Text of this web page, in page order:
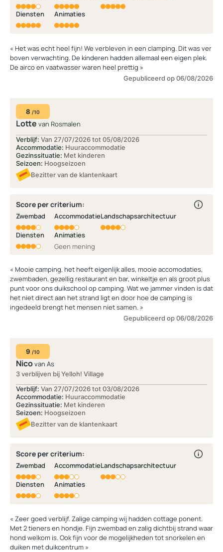
Diensten Animaties
« Het was echt heel fijn! We verbleven in een clamping. Dit was ver
boven verwachting. De kinderen hadden allemaal een eigen plek.
De airco en vaatwasser waren heel prettig »
Gepubliceerd op 06/08/2026
8 /10
Lotte van Rosmalen
Verblijf: Van 27/07/2026 tot 05/08/2026
Accommodatie: Huuraccommodatie
Gezinssituatie: Met kinderen
Seizoen: Hoogseizoen
Bezitter van de klantenkaart
Score per criterium:
Zwembad Accommodatie Landschapsarchitectuur
Diensten
Animaties
Geen mening
« Mooie camping, het heeft eigenlijk alles, mooie accomodaties,
zwembaden, gezellig restaurant en bar, winkeltje en als groot plus
punt voor ons duikschool op camping. Wat we jammer vinden is dat
het niet direct aan het strand ligt en door hoe de camping is
ingedeeld brengt het mensen niet samen. »
Gepubliceerd op 06/08/2026
9 /10
Nicovan As
3 verblijven bij Yelloh! Village
Verblijf: Van 27/07/2026 tot 03/08/2026
Accommodatie: Huuraccommodatie
Gezinssituatie: Met kinderen
Seizoen: Hoogseizoen
Bezitter van de klantenkaart
Score per criterium:
Zwembad Accommodatie Landschapsarchitectuur
Diensten Animaties
« Zeer goed verblijf. Zalige camping wij hadden cottage ponent.
Met 2 tieners en hondje. Fijn zwembad en zalig dichtbij strand waar
hond welkom is. Ook fijn voor de mogelijkheden tot snorkelen en
duiken met duikcentrum »